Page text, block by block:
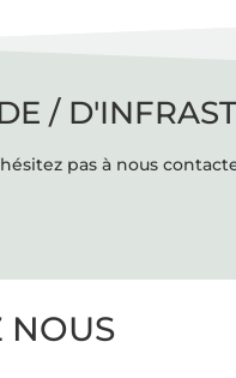
/
pas à nous
NOUS